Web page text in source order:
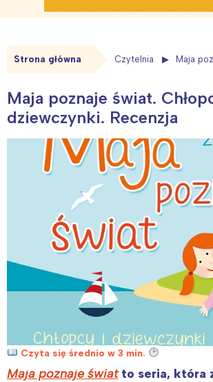
Strona główna Czytelnia Maja
Maja poznaje świat.
dziewczynki. Recenzja
Czyta się średnio w 3 min.
Maja poznaje światto seria, która